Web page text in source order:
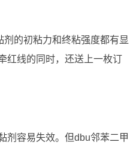
的初粘力和终粘强度都有显
红线的同时，还送上一枚订
剂容易失效。但dbu邻苯二甲